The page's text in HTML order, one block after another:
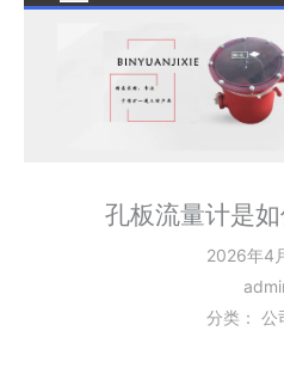
孔板流量计是
2026年4
分类： 公